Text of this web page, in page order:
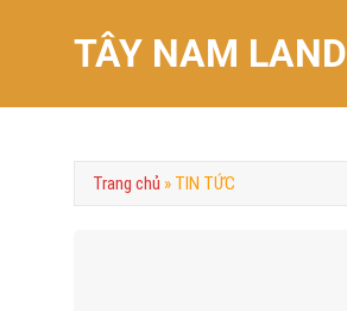
dung
TÂY NAM LAND
Trang chủ » TIN TỨC